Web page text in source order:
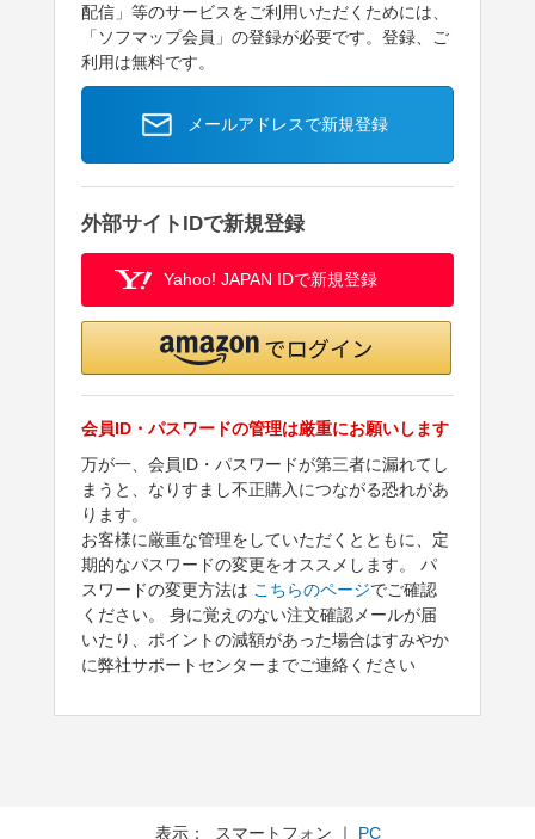
配信」等のサービスをご利用いただくためには、
「ソフマップ会員」の登録が必要です。登録、ご
利用は無料です。
メールアドレスで新規登録
外部サイトIDで新規登録
Yahoo! JAPAN IDで新規登録
会員ID・パスワードの管理は厳重にお願いします
万が一、会員ID・パスワードが第三者に漏れてし
まうと、なりすまし不正購入につながる恐れがあ
ります。
お客様に厳重な管理をしていただくとともに、定
期的なパスワードの変更をオススメします。 パ
スワードの変更方法は こちらのページでご確認
ください。 身に覚えのない注文確認メールが届
いたり、ポイントの減額があった場合はすみやか
に弊社サポートセンターまでご連絡ください
表示： スマートフォン ｜ PC